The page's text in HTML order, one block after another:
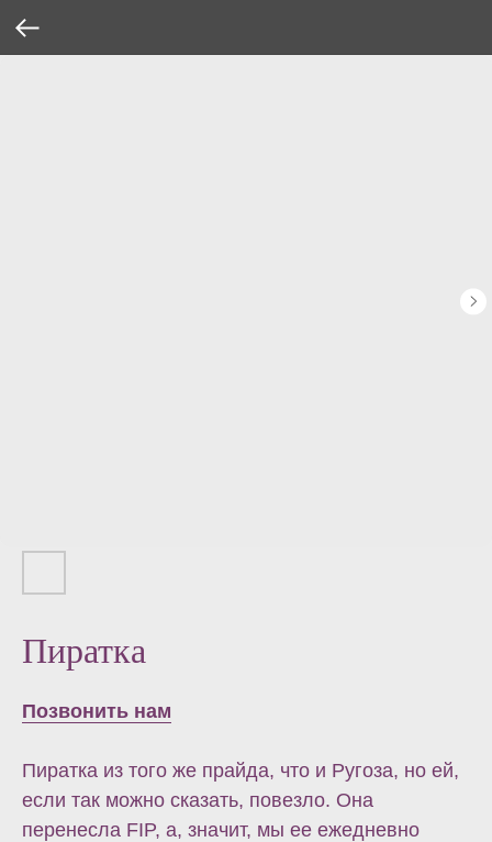
Пиратка
Позвонить нам
Пиратка из того же прайда, что и Ругоза, но ей,
если так можно сказать, повезло. Она
перенесла FIP, а, значит, мы ее ежедневно